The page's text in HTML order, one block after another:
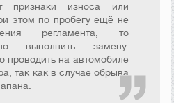
признаки износа или
этом по пробегу ещё не
регламента, то
выполнить замену.
проводить на автомобиле
так как в случае обрыва